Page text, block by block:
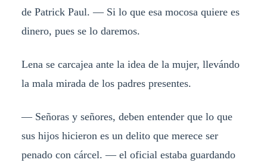
de Patrick Paul. — Si lo que esa mocosa quiere es
dinero, pues se lo daremos.
Lena se carcajea ante la idea de la mujer, llevándo
la mala mirada de los padres presentes.
— Señoras y señores, deben entender que lo que
sus hijos hicieron es un delito que merece ser
penado con cárcel. — el oficial estaba guardando